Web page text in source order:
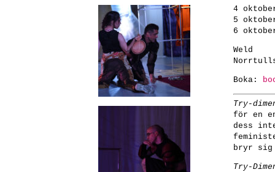
4
5
6
Weld
Boka:
Try-
för en
dess
bryr sig
Try-